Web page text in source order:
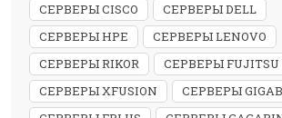
СЕРВЕРЫ CISCO
СЕРВЕРЫ DELL
СЕРВЕРЫ HPE
СЕРВЕРЫ LENOVO
СЕРВЕРЫ RIKOR
СЕРВЕРЫ FUJITSU
СЕРВЕРЫ XFUSION
СЕРВЕРЫ